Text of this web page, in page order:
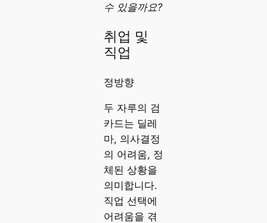
수 있을까요?
취업 및
직업
정방향
두 자루의 검
카드는 딜레
마, 의사결정
의 어려움, 정
체된 상황을
의미합니다.
직업 선택에
어려움을 겪